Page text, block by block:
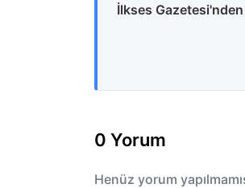
İlkses
0 Yorum
Henüz yorum